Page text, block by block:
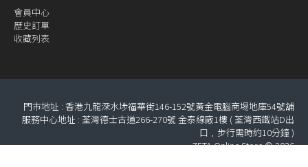
會員中心
歷史訂單
收藏列表
門市地址 : 香港九龍深水埗福華街146-152號黃金電腦商埸地庫54號舖
服務中心地址 : 荃灣德士古道266-270號 金泰線廠1樓 ( 荃灣西鐵站D出
口﹐步行需時約10分鐘 )
ZETA Online Store © 2026